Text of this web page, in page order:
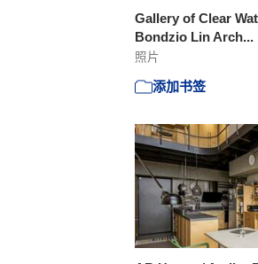
Gallery of Clear
Bondzio Lin Arch...
照片
添加书签